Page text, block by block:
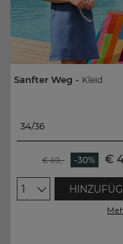
Sanfter Weg - Kleid
34/36
34/36
38/40
42/44
€ 69,- -30% €
1